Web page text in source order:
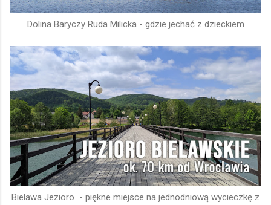
Dolina Baryczy Ruda Milicka - gdzie jechać z dzieckiem
Bielawa Jezioro - piękne miejsce na jednodniową wycieczkę z